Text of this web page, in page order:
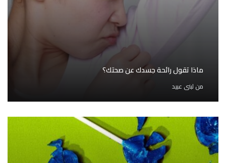
ماذا تقول رائحة جسدك عن صحتك؟
من لبنى عبيد